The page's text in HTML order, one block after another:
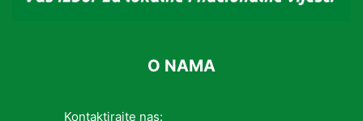
O NAMA
Kontaktirajte nas: